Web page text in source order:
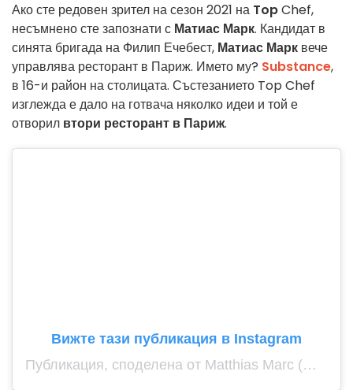
Ако сте редовен зрител на сезон 2021 на TopChef,
несъмнено сте запознати с Матиас Марк. Кандидат в
синята бригада на Филип Ечебест, Матиас Марк вече
управлява ресторант в Париж. Името му? Substance,
в 16-и район на столицата. Състезанието Top Chef
изглежда е дало на готвача няколко идеи и той е
отворил втори ресторант в Париж.
Вижте тази публикация в Instagram
Публикация, споделена от Matthias Marc (@matthias_marc)